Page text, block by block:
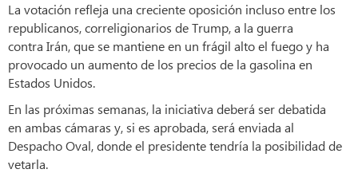
La votación refleja una creciente oposición incluso entre los
republicanos, correligionarios de Trump, a la guerra
contra Irán, que se mantiene en un frágil alto el fuego y ha
provocado un aumento de los precios de la gasolina en
Estados Unidos.
En las próximas semanas, la iniciativa deberá ser debatida
en ambas cámaras y, si es aprobada, será enviada al
Despacho Oval, donde el presidente tendría la posibilidad de
vetarla.